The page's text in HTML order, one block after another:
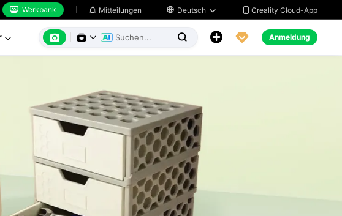
 Werkbank  Mitteilungen  Deutsch   Creality Cloud-App
      Anmeldung